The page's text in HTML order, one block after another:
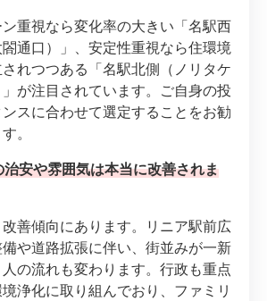
ン重視なら変化率の大きい「名駅西
通口）」、安定性重視なら住環境
れつつある「名駅北側（ノリタケ
」が注目されています。ご自身の投
スに合わせて選定することをお勧
。
治安や雰囲気は本当に改善されま
善傾向にあります。リニア駅前広
や道路拡張に伴い、街並みが一新
人の流れも変わります。行政も重点
浄化に取り組んでおり、ファミリ